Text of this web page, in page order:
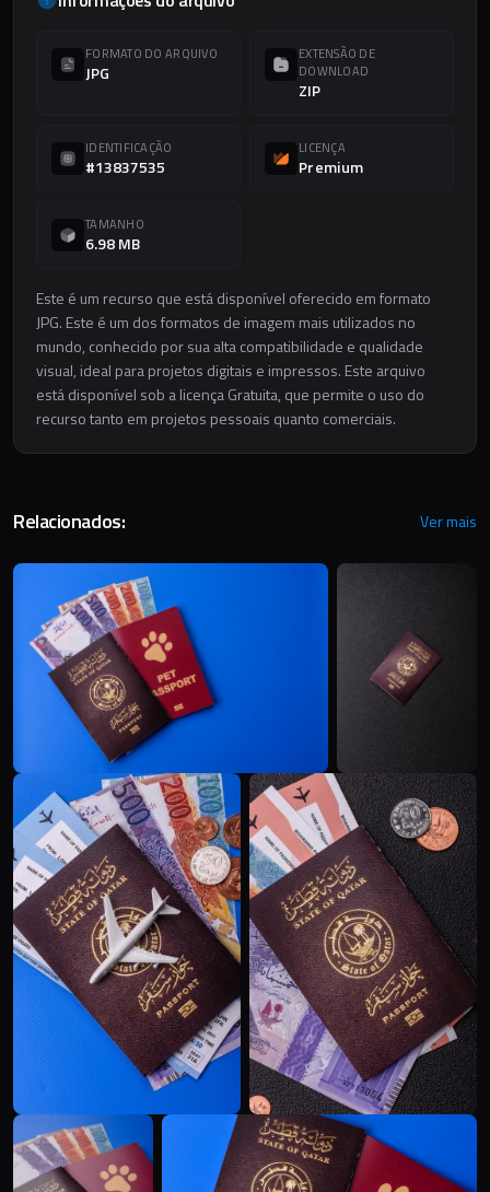
FORMATO DO ARQUIVO
JPG
EXTENSÃO DE
DOWNLOAD
ZIP
IDENTIFICAÇÃO
#13837535
LICENÇA
Premium
TAMANHO
6.98 MB
Este é um recurso que está disponível oferecido em formato
JPG. Este é um dos formatos de imagem mais utilizados no
mundo, conhecido por sua alta compatibilidade e qualidade
visual, ideal para projetos digitais e impressos. Este arquivo
está disponível sob a licença Gratuita, que permite o uso do
recurso tanto em projetos pessoais quanto comerciais.
Relacionados: Ver mais